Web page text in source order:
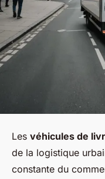
Les véhicules de
de la logistique
constante du